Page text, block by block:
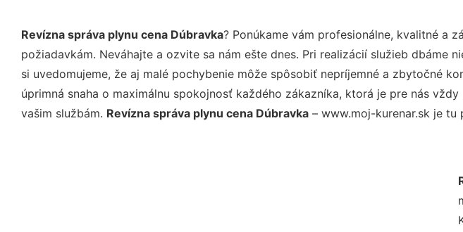
Revízna správa plynu cena Dúbravka? Ponúkame vám profesionálne, kvalitné a
požiadavkám. Neváhajte a ozvite sa nám ešte dnes. Pri realizácií služieb
si uvedomujeme, že aj malé pochybenie môže spôsobiť nepríjemné a zbytočné
úprimná snaha o maximálnu spokojnosť každého zákazníka, ktorá je pre nás
vašim službám. Revízna správa plynu cena Dúbravka – www.moj-kurenar.sk je tu